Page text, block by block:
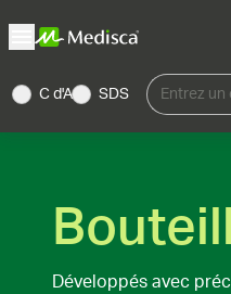
C d'A SDS Entrez un
Développés avec